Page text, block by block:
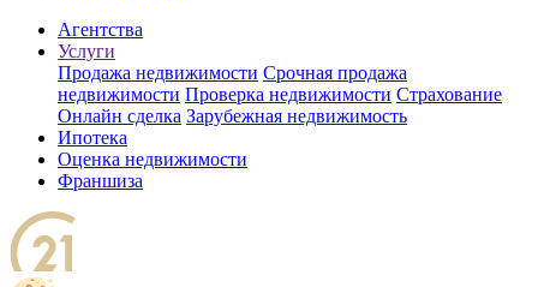
Агентства
Услуги
Продажа недвижимости Срочная продажа
недвижимости Проверка недвижимости Страхование
Онлайн сделка Зарубежная недвижимость
Ипотека
Оценка недвижимости
Франшиза